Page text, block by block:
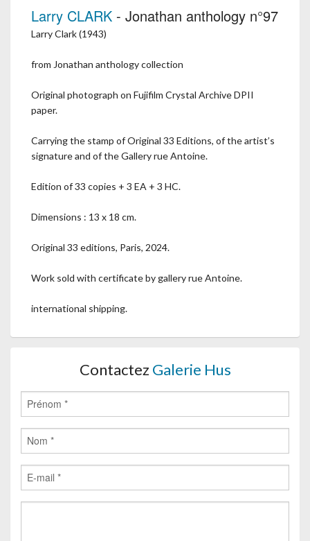
Larry CLARK - Jonathan anthology n°97
Larry Clark (1943)
from Jonathan anthology collection
Original photograph on Fujifilm Crystal Archive DPII
paper.
Carrying the stamp of Original 33 Editions, of the artist’s
signature and of the Gallery rue Antoine.
Edition of 33 copies + 3 EA + 3 HC.
Dimensions : 13 x 18 cm.
Original 33 editions, Paris, 2024.
Work sold with certificate by gallery rue Antoine.
international shipping.
Contactez Galerie Hus